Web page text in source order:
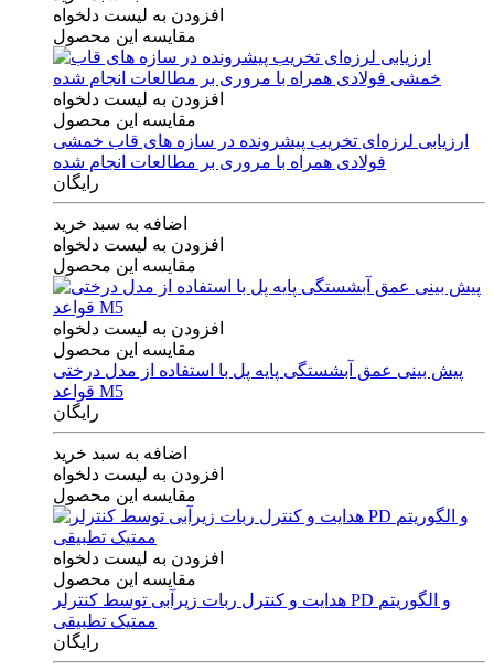
افزودن به لیست دلخواه
مقایسه این محصول
افزودن به لیست دلخواه
مقایسه این محصول
ارزیابی لرزه‌ای تخریب پیشرونده در سازه های قاب خمشی
فولادی همراه با مروری بر مطالعات انجام شده
رایگان
اضافه به سبد خرید
افزودن به لیست دلخواه
مقایسه این محصول
افزودن به لیست دلخواه
مقایسه این محصول
پیش بینی عمق آبشستگی پایه پل با استفاده از مدل درختی
قواعد M5
رایگان
اضافه به سبد خرید
افزودن به لیست دلخواه
مقایسه این محصول
افزودن به لیست دلخواه
مقایسه این محصول
هدایت و کنترل ربات زیرآبی توسط کنترلر PD و الگوریتم
ممتیک تطبیقی
رایگان